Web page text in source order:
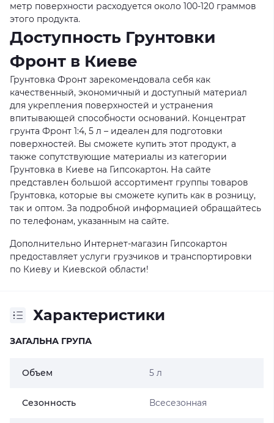
метр поверхности расходуется около 100-120 граммов
этого продукта.
Доступность Грунтовки
Фронт в Киеве
Грунтовка Фронт зарекомендовала себя как
качественный, экономичный и доступный материал
для укрепления поверхностей и устранения
впитывающей способности оснований. Концентрат
грунта Фронт 1:4, 5 л – идеален для подготовки
поверхностей. Вы сможете купить этот продукт, а
также сопутствующие материалы из категории
Грунтовка в Киеве на Гипсокартон. На сайте
представлен большой ассортимент группы товаров
Грунтовка, которые вы сможете купить как в розницу,
так и оптом. За подробной информацией обращайтесь
по телефонам, указанным на сайте.
Дополнительно Интернет-магазин Гипсокартон
предоставляет услуги грузчиков и транспортировки
по Киеву и Киевской области!
Характеристики
ЗАГАЛЬНА ГРУПА
Объем 5 л
Сезонность Всесезонная